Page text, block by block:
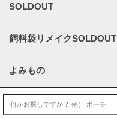
SOLDOUT
飼料袋リメイクSOLDOUT
よみもの